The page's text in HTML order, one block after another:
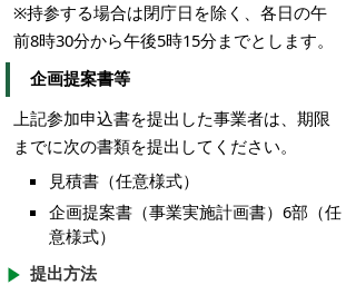
※持参する場合は閉庁日を除く、各日の午
前8時30分から午後5時15分までとします。
企画提案書等
上記参加申込書を提出した事業者は、期限
までに次の書類を提出してください。
見積書（任意様式）
企画提案書（事業実施計画書）6部（任
意様式）
提出方法